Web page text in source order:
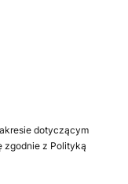
dotyczącym
zgodnie z Polityką